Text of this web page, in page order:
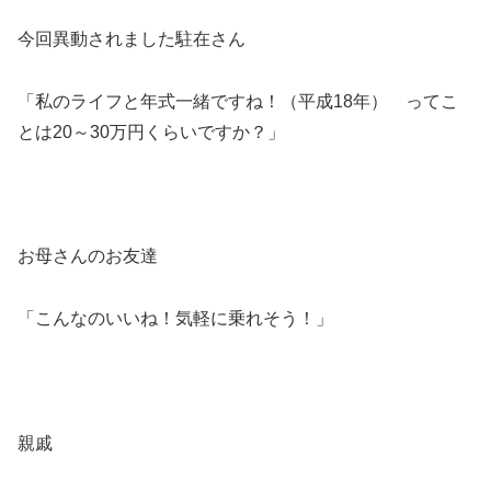
今回異動されました駐在さん
「私のライフと年式一緒ですね！（平成18年） ってこ
とは20～30万円くらいですか？」
お母さんのお友達
「こんなのいいね！気軽に乗れそう！」
親戚